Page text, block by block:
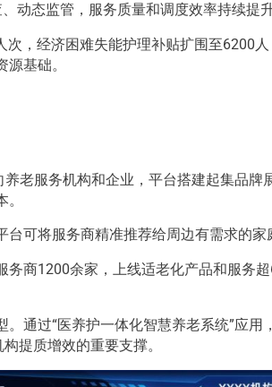
动态监管，服务质量和调度效率持续提升
，经济困难失能护理补贴扩围至6200
基础。
老服务机构和企业，平台搭建起集品
可将服务商精准推荐给周边有需求的家
务商1200余家，上线适老化产品和服
通过“医养护一体化智慧养老系统”应
提质增效的重要支撑。